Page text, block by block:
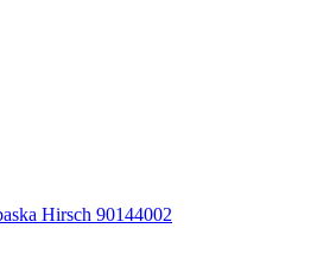
Hirsch 90144002